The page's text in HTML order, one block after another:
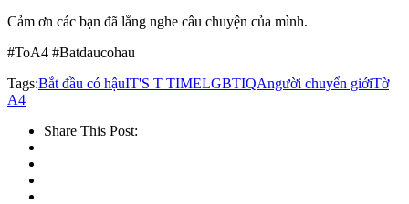
Cảm ơn các bạn đã lắng nghe câu chuyện của mình.
#ToA4 #Batdaucohau
Tags:Bắt đầu có hậuIT'S T TIMELGBTIQAngười chuyển giớiTờ
A4
Share This Post: